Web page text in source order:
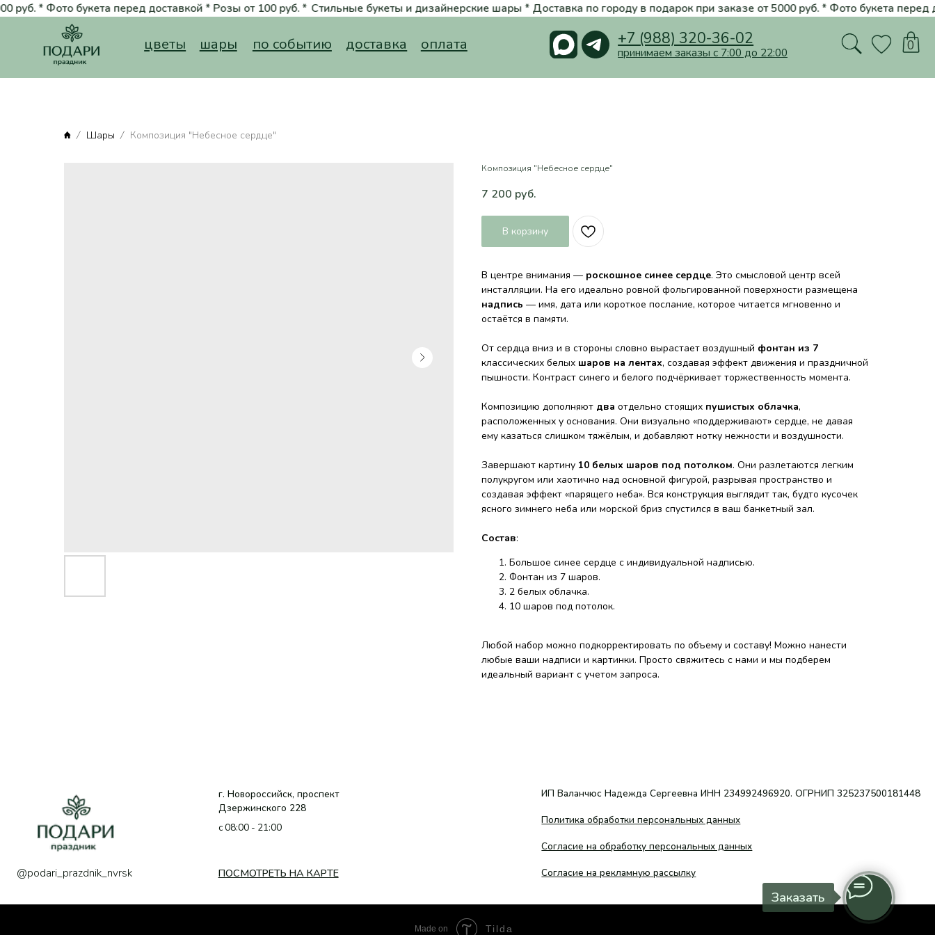
* Фото букета перед доставкой * Розы от 100 руб. * Стильные букеты и дизайнерские шары * Доставка по городу в подарок при заказе от 5000 руб. * Фото букета перед доставкой * Розы
принимаем заказы с 7:00 до 22:00
+7 (988) 320-36-02
оплата
доставка
по событию
шары
цветы
Вернуться на главную
Заказать
Шары Композиция "Небесное сердце"
Композиция "Небесное сердце"
7 200 руб.
В корзину
В центре внимания — роскошное синее сердце. Это смысловой центр всей
инсталляции. На его идеально ровной фольгированной поверхности размещена
надпись — имя, дата или короткое послание, которое читается мгновенно и
остаётся в памяти.
От сердца вниз и в стороны словно вырастает воздушный фонтан из 7
классических белых шаров на лентах, создавая эффект движения и праздничной
пышности. Контраст синего и белого подчёркивает торжественность момента.
Композицию дополняют два отдельно стоящих пушистых облачка,
расположенных у основания. Они визуально «поддерживают» сердце, не давая
ему казаться слишком тяжёлым, и добавляют нотку нежности и воздушности.
Завершают картину 10 белых шаров под потолком. Они разлетаются легким
полукругом или хаотично над основной фигурой, разрывая пространство и
создавая эффект «парящего неба». Вся конструкция выглядит так, будто кусочек
ясного зимнего неба или морской бриз спустился в ваш банкетный зал.
Состав:
Большое синее сердце с индивидуальной надписью.
Фонтан из 7 шаров.
2 белых облачка.
10 шаров под потолок.
Любой набор можно подкорректировать по объему и составу! Можно нанести
любые ваши надписи и картинки. Просто свяжитесь с нами и мы подберем
идеальный вариант с учетом запроса.
Made on Tilda